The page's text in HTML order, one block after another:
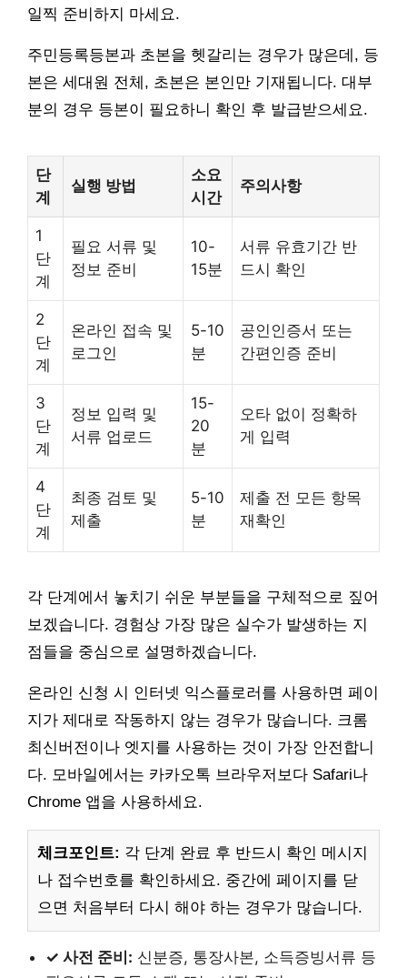
일찍 준비하지 마세요.
주민등록등본과 초본을 헷갈리는 경우가 많은데, 등
본은 세대원 전체, 초본은 본인만 기재됩니다. 대부
분의 경우 등본이 필요하니 확인 후 발급받으세요.
단
계
실행 방법
소요
시간
주의사항
1
단
계
필요 서류 및
정보 준비
10-
15분
서류 유효기간 반
드시 확인
2
단
계
온라인 접속 및
로그인
5-10
분
공인인증서 또는
간편인증 준비
3
단
계
정보 입력 및
서류 업로드
15-
20
분
오타 없이 정확하
게 입력
4
단
계
최종 검토 및
제출
5-10
분
제출 전 모든 항목
재확인
각 단계에서 놓치기 쉬운 부분들을 구체적으로 짚어
보겠습니다. 경험상 가장 많은 실수가 발생하는 지
점들을 중심으로 설명하겠습니다.
온라인 신청 시 인터넷 익스플로러를 사용하면 페이
지가 제대로 작동하지 않는 경우가 많습니다. 크롬
최신버전이나 엣지를 사용하는 것이 가장 안전합니
다. 모바일에서는 카카오톡 브라우저보다 Safari나
Chrome 앱을 사용하세요.
체크포인트: 각 단계 완료 후 반드시 확인 메시지
나 접수번호를 확인하세요. 중간에 페이지를 닫
으면 처음부터 다시 해야 하는 경우가 많습니다.
✓ 사전 준비: 신분증, 통장사본, 소득증빙서류 등